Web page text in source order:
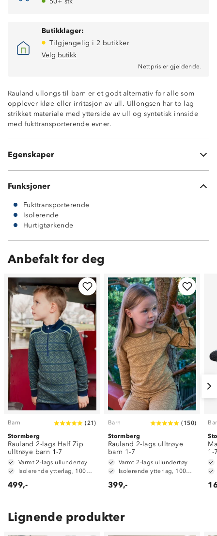
Butikklager:
Tilgjengelig i 2 butikker
Velg butikk
Nettpris er gjeldende.
Rauland ullongs til barn er et godt alternativ for alle som
opplever kløe eller irritasjon av ull. Ullongsen har to lag
strikket materiale med ytterside av ull og syntetisk innside
med fukttransporterende evner.
Egenskaper
Fukttransporterende innside, 10% merinoull / 90%
polyester
Hurtigtørkende
MerinoPoly 2L™
Litt nupping etter bruk kan forekomme
Funksjoner
Fukttransporterende
Isolerende
Hurtigtørkende
Anbefalt for deg
Barn ( 21 )
Stormberg
Rauland 2-lags Half Zip
ulltrøye barn 1-7
Varmt 2-lags ullundertøy
499,-
Barn ( 150)
Stormberg
Rauland 2-lags ulltrøye
barn 1-7
Varmt 2-lags ullundertøy
399,-
1-
Lignende produkter